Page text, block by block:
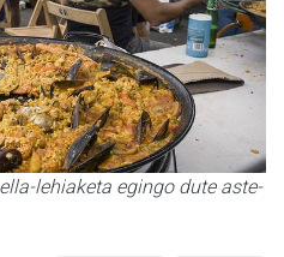
lehiaketa egingo dute aste-